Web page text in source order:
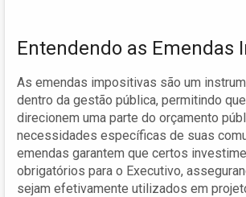
Entendendo as Emendas
As emendas impositivas são um
dentro da gestão pública, permitindo
direcionem uma parte do orçamento
necessidades específicas de suas
emendas garantem que certos
obrigatórios para o Executivo,
sejam efetivamente utilizados em